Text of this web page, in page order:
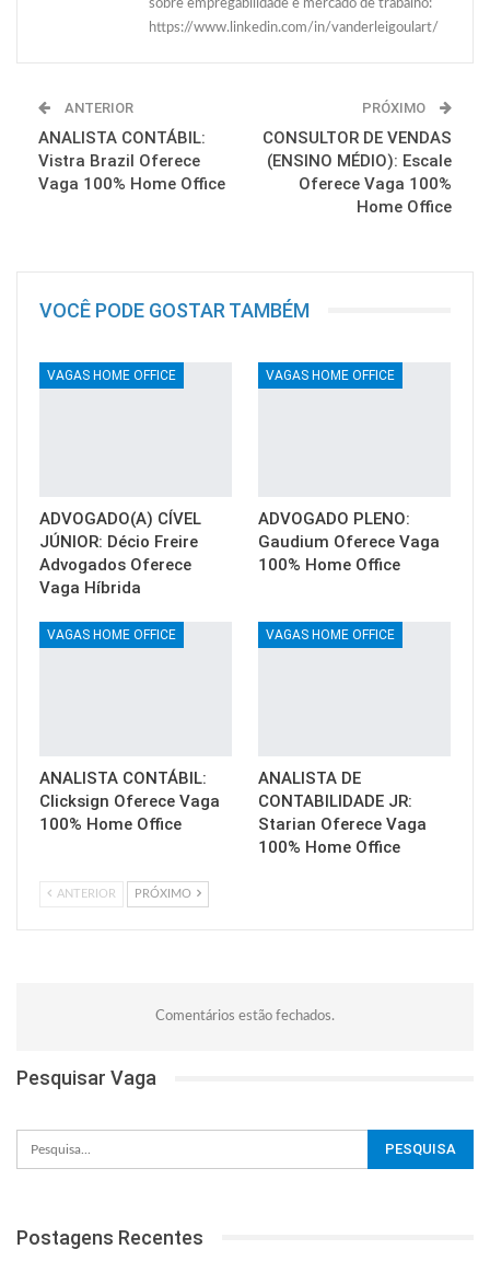
sobre empregabilidade e mercado de trabalho:
https://www.linkedin.com/in/vanderleigoulart/
ANTERIOR
ANALISTA CONTÁBIL:
Vistra Brazil Oferece
Vaga 100% Home Office
PRÓXIMO
CONSULTOR DE VENDAS
(ENSINO MÉDIO): Escale
Oferece Vaga 100%
Home Office
VOCÊ PODE GOSTAR TAMBÉM
VAGAS HOME OFFICE
ADVOGADO(A) CÍVEL
JÚNIOR: Décio Freire
Advogados Oferece
Vaga Híbrida
VAGAS HOME OFFICE
ADVOGADO PLENO:
Gaudium Oferece Vaga
100% Home Office
VAGAS HOME OFFICE
ANALISTA CONTÁBIL:
Clicksign Oferece Vaga
100% Home Office
VAGAS HOME OFFICE
ANALISTA DE
CONTABILIDADE JR:
Starian Oferece Vaga
100% Home Office
ANTERIOR PRÓXIMO
Comentários estão fechados.
Pesquisar Vaga
Postagens Recentes